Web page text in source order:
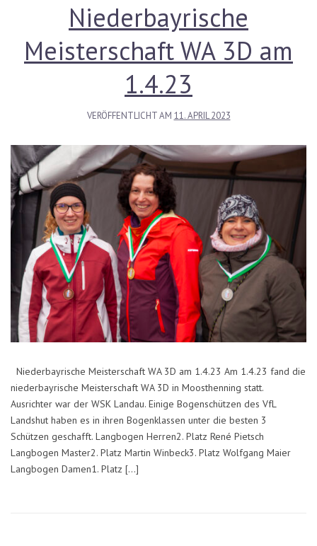
Niederbayrische
Meisterschaft WA 3D am
1.4.23
VERÖFFENTLICHT AM 11. APRIL 2023
Niederbayrische Meisterschaft WA 3D am 1.4.23 Am 1.4.23 fand die
niederbayrische Meisterschaft WA 3D in Moosthenning statt.
Ausrichter war der WSK Landau. Einige Bogenschützen des VfL
Landshut haben es in ihren Bogenklassen unter die besten 3
Schützen geschafft. Langbogen Herren2. Platz René Pietsch
Langbogen Master2. Platz Martin Winbeck3. Platz Wolfgang Maier
Langbogen Damen1. Platz […]